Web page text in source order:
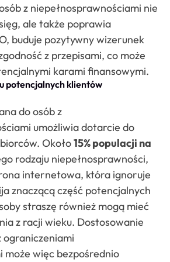
z niepełnosprawnościami nie
ale także poprawia
buduje pozytywny wizerunek
z przepisami, co może
karami finansowymi.
potencjalnych klientów
do osób z
umożliwia dotarcie do
Około15% populacji na
rodzaju niepełnosprawności,
internetowa, która ignoruje
znaczącą część potencjalnych
straszę również mogą mieć
z racji wieku. Dostosowanie
może więc bezpośrednio